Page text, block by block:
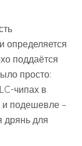
определяется
поддаётся
просто:
чипах в
подешевле –
дрянь для